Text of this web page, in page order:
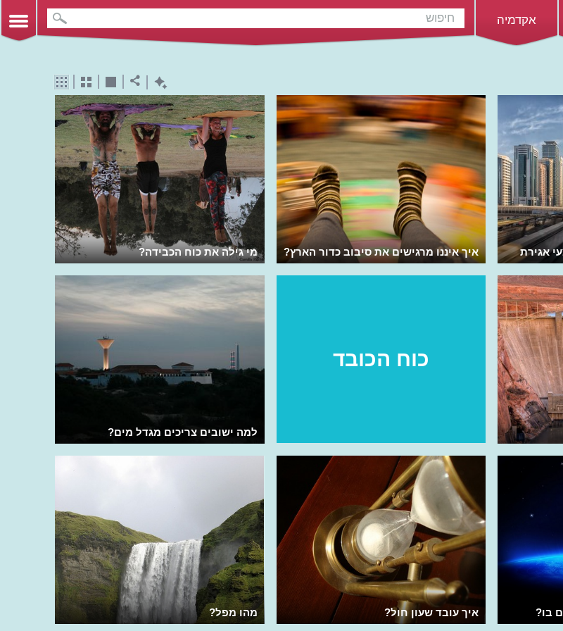
אקדמיה
מי גילה את כוח הכבידה? איך איננו מרגישים את סיבוב כדור הארץ?
אגירת
למה ישובים צריכים מגדל מים?
כוח הכובד
מהו מפל? איך עובד שעון חול? בו?